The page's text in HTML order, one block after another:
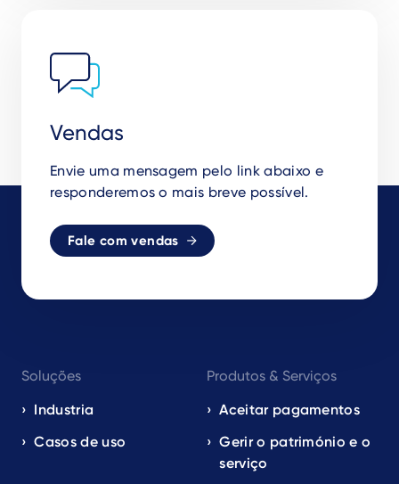
Vendas
Envie uma mensagem pelo link abaixo e
responderemos o mais breve possível.
Fale com vendas
navigation
EN
Soluções
Industria
Casos de uso
Produtos & Serviços
Aceitar pagamentos
Gerir o património e o
serviço